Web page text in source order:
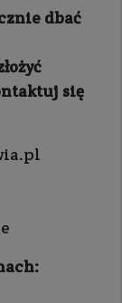
dbać
się